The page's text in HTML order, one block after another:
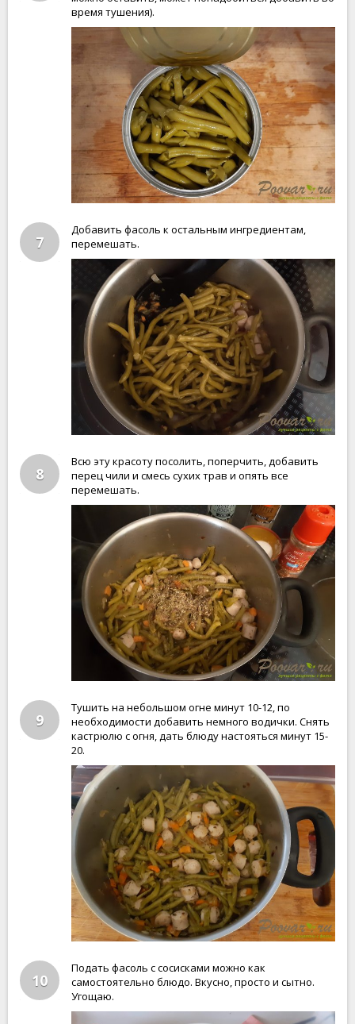
время тушения).
7
Добавить фасоль к остальным ингредиентам,
перемешать.
8
Всю эту красоту посолить, поперчить, добавить
перец чили и смесь сухих трав и опять все
перемешать.
9
Тушить на небольшом огне минут 10-12, по
необходимости добавить немного водички. Снять
кастрюлю с огня, дать блюду настояться минут 15-
20.
10
Подать фасоль с сосисками можно как
самостоятельно блюдо. Вкусно, просто и сытно.
Угощаю.